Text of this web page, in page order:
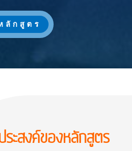
ลักสูตร
ะสงค์ของหลักสูตร